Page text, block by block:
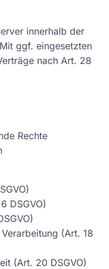
innerhalb der
ggf. eingesetzten
nach Art. 28
Rechte
DSGVO)
(Art. 18
(Art. 20 DSGVO)